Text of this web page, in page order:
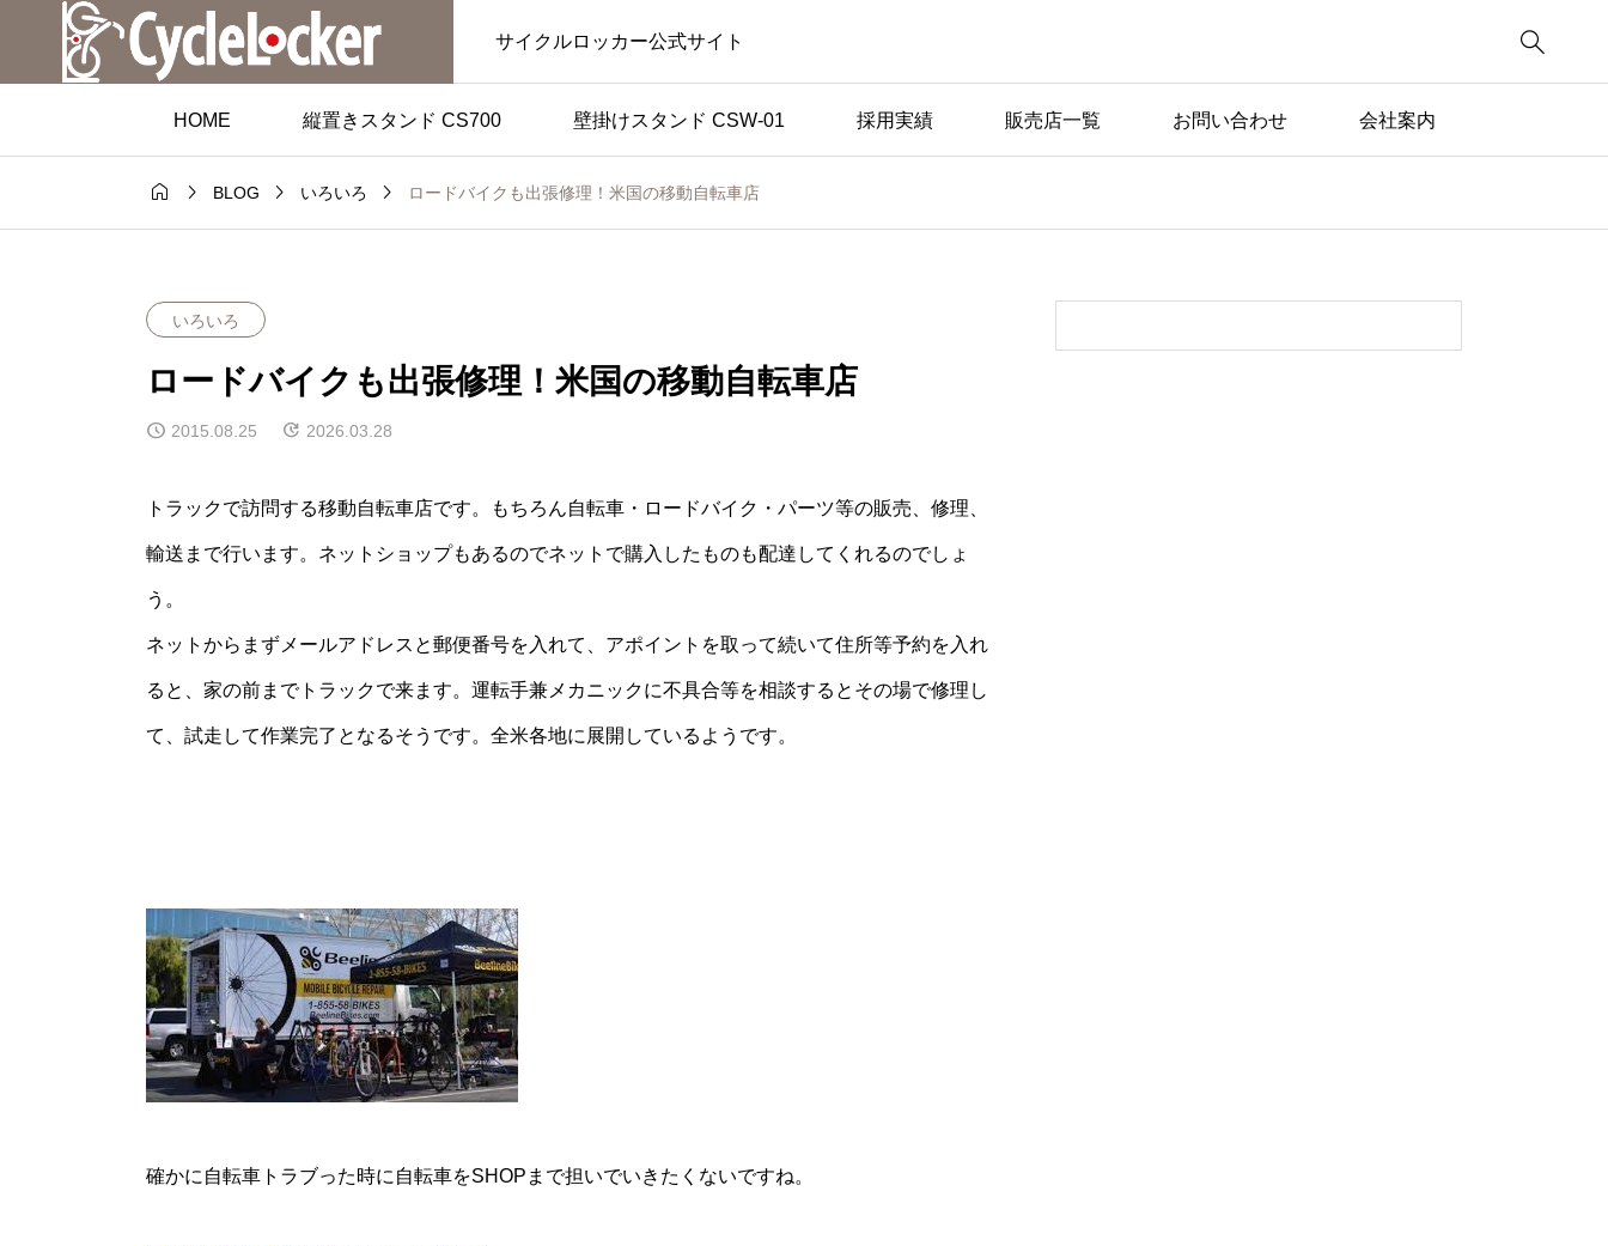
サイクルロッカー公式サイト 
HOME 縦置きスタンド CS700 壁掛けスタンド CSW-01 採用実績 販売店一覧 お問い合わせ 会社案内
  BLOG  いろいろ  ロードバイクも出張修理！米国の移動自転車店
いろいろ
ロードバイクも出張修理！米国の移動自転車店
2015.08.25 2026.03.28
トラックで訪問する移動自転車店です。もちろん自転車・ロードバイク・パーツ等の販売、修理、
輸送まで行います。ネットショップもあるのでネットで購入したものも配達してくれるのでしょ
う。
ネットからまずメールアドレスと郵便番号を入れて、アポイントを取って続いて住所等予約を入れ
ると、家の前までトラックで来ます。運転手兼メカニックに不具合等を相談するとその場で修理し
て、試走して作業完了となるそうです。全米各地に展開しているようです。
確かに自転車トラブった時に自転車をSHOPまで担いでいきたくないですね。